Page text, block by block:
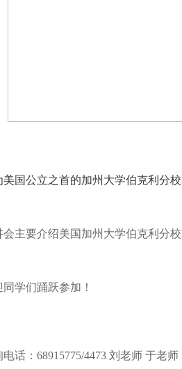
美国公立之首的加州大学伯克利分
会主要介绍美国加州大学伯克利分
同学们踊跃参加！
电话：68915775/4473刘老师 于老师